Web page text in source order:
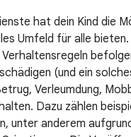
hat dein Kind die
Umfeld für alle
Verhaltensregeln
(und ein
Verleumdung,
Dazu zählen
unter anderem